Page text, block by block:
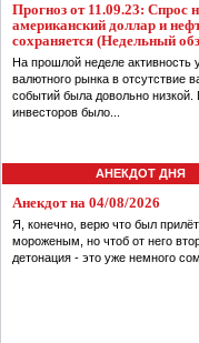
Прогноз от 11.09.23: Спрос
американский доллар и
сохраняется (Недельный
На прошлой неделе активность
валютного рынка в отсутствие
событий была довольно низкой.
инвесторов было...
АНЕКДОТ ДНЯ
Анекдот на 04/08/2026
Я, конечно, верю что был
мороженым, но чтоб от него
детонация - это уже немного